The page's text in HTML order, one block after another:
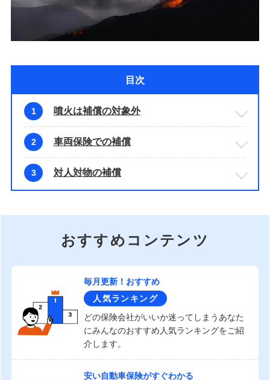
目次
1 噴火は補償の対象外
2 車両保険での補償
3 対人対物の補償
おすすめコンテンツ
毎月更新！おすすめ
人気ランキング
どの保険会社がいいか迷ってしまうあなた
にみんなのおすすめ人気ランキングをご紹
介します。
安い自動車保険がすぐわかる